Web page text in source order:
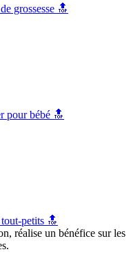
grossesse 🔝
pour bébé 🔝
petits 🔝
réalise un bénéfice sur les